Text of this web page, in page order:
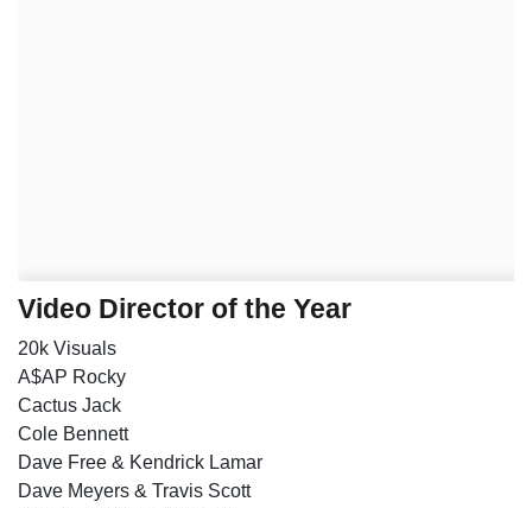
Video Director of the Year
20k Visuals
A$AP Rocky
Cactus Jack
Cole Bennett
Dave Free & Kendrick Lamar
Dave Meyers & Travis Scott